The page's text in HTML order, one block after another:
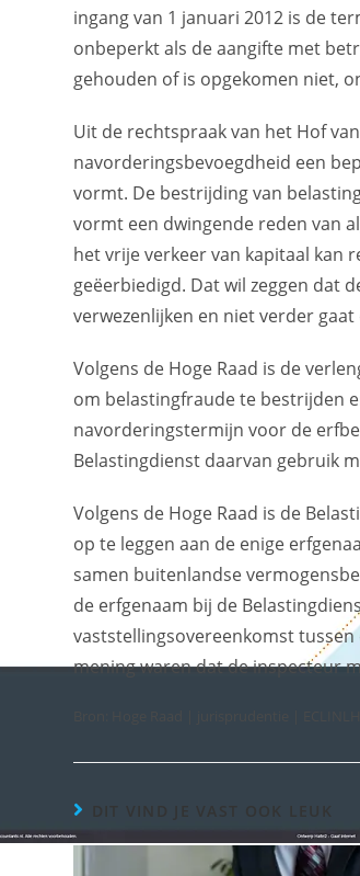
ingang van 1 januari 2012 is de
onbeperkt als de aangifte met
gehouden of is opgekomen niet,
Uit de rechtspraak van het Hof
navorderingsbevoegdheid een
vormt. De bestrijding van
vormt een dwingende reden van
het vrije verkeer van kapitaal kan
geëerbiedigd. Dat wil zeggen dat
verwezenlijken en niet verder
Volgens de Hoge Raad is de
om belastingfraude te bestrijden
navorderingstermijn voor de
Belastingdienst daarvan gebruik
Volgens de Hoge Raad is de
op te leggen aan de enige
samen buitenlandse
de erfgenaam bij de
vaststellingsovereenkomst
mening waren dat de inspecteur
DIT VIND JE VAST OOK LEUK